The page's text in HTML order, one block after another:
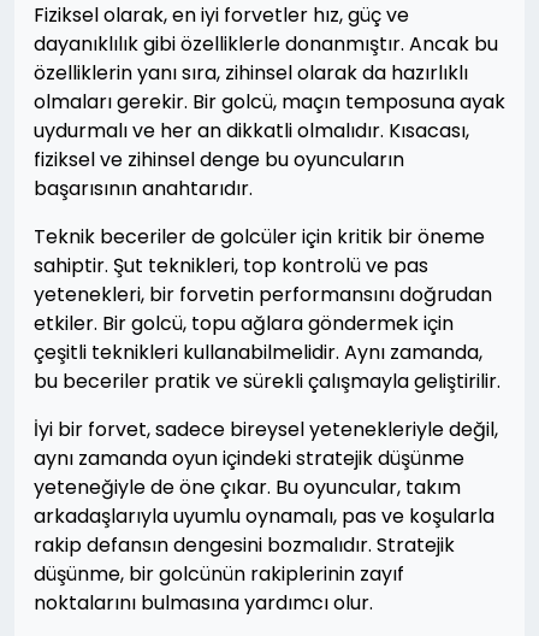
Fiziksel olarak, en iyi forvetler hız, güç ve
dayanıklılık gibi özelliklerle donanmıştır. Ancak bu
özelliklerin yanı sıra, zihinsel olarak da hazırlıklı
olmaları gerekir. Bir golcü, maçın temposuna ayak
uydurmalı ve her an dikkatli olmalıdır. Kısacası,
fiziksel ve zihinsel denge bu oyuncuların
başarısının anahtarıdır.
Teknik beceriler de golcüler için kritik bir öneme
sahiptir. Şut teknikleri, top kontrolü ve pas
yetenekleri, bir forvetin performansını doğrudan
etkiler. Bir golcü, topu ağlara göndermek için
çeşitli teknikleri kullanabilmelidir. Aynı zamanda,
bu beceriler pratik ve sürekli çalışmayla geliştirilir.
İyi bir forvet, sadece bireysel yetenekleriyle değil,
aynı zamanda oyun içindeki stratejik düşünme
yeteneğiyle de öne çıkar. Bu oyuncular, takım
arkadaşlarıyla uyumlu oynamalı, pas ve koşularla
rakip defansın dengesini bozmalıdır. Stratejik
düşünme, bir golcünün rakiplerinin zayıf
noktalarını bulmasına yardımcı olur.